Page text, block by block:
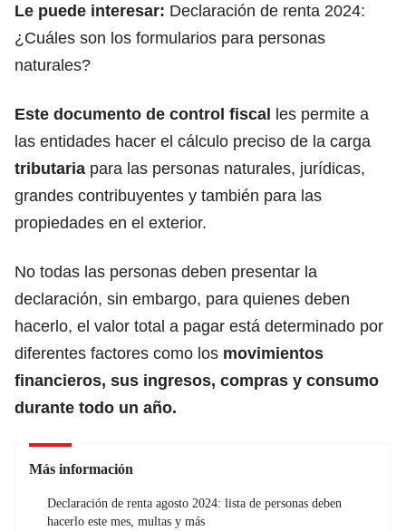
Le puede interesar: Declaración de renta 2024:
¿Cuáles son los formularios para personas
naturales?
Este documento de control fiscal les permite a
las entidades hacer el cálculo preciso de la carga
tributaria para las personas naturales, jurídicas,
grandes contribuyentes y también para las
propiedades en el exterior.
No todas las personas deben presentar la
declaración, sin embargo, para quienes deben
hacerlo, el valor total a pagar está determinado por
diferentes factores como los movimientos
financieros, sus ingresos, compras y consumo
durante todo un año.
Más información
Declaración de renta agosto 2024: lista de personas deben
hacerlo este mes, multas y más